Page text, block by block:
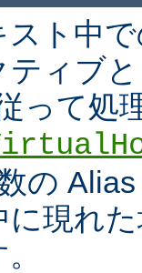
ト中
ィブ
って処
の
に現れ